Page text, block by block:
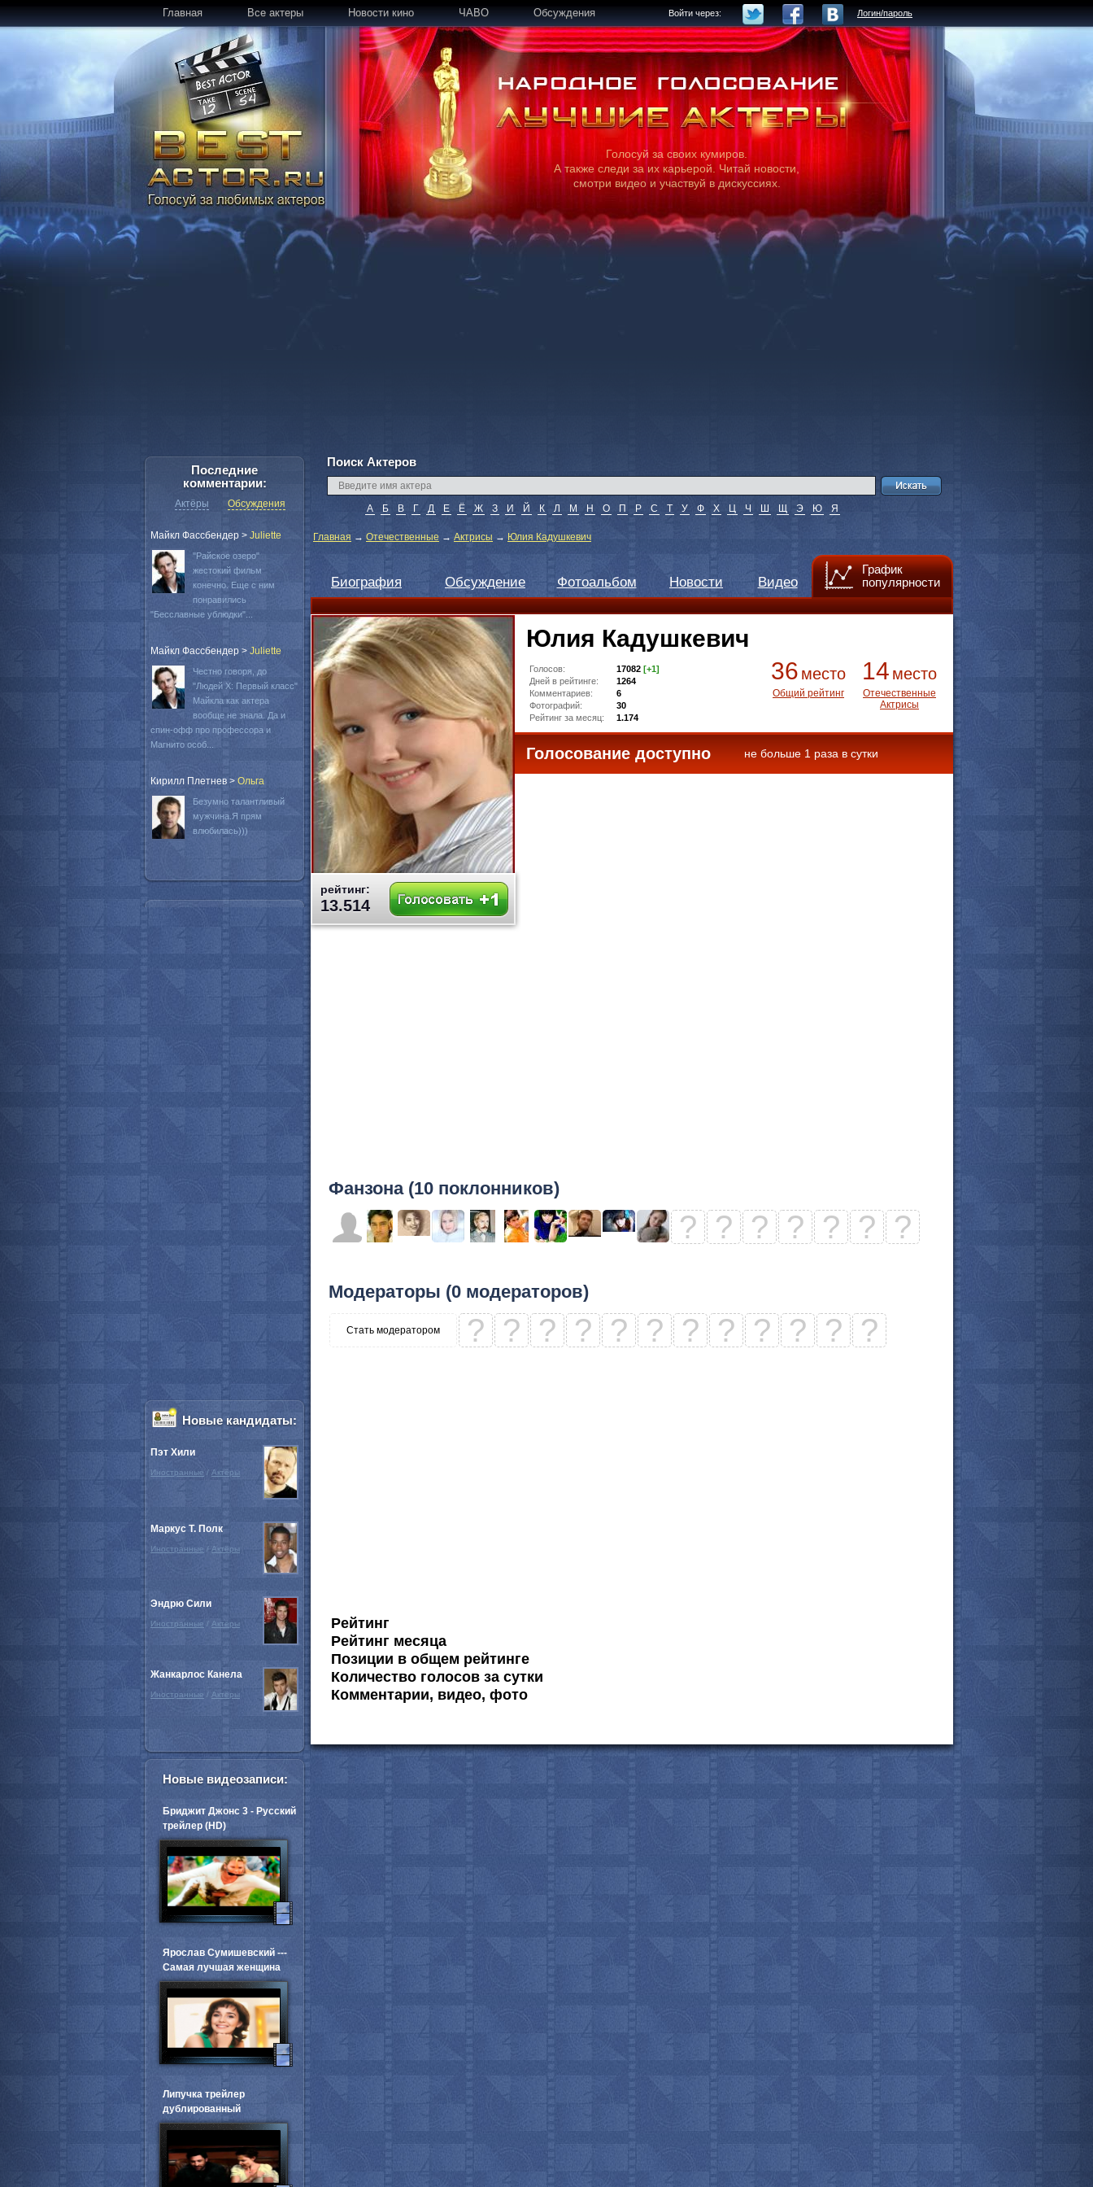
Главная Все актеры Новости кино ЧАВО Обсуждения Войти через: Логин/пароль
Голосуй за своих кумиров.
А также следи за их карьерой. Читай новости,
смотри видео и участвуй в дискуссиях.
Поиск Актеров
А Б В Г Д Е Ё Ж З И Й К Л М Н О П Р С Т У Ф Х Ц Ч Ш Щ Э Ю Я
Главная → Отечественные → Актрисы → Юлия Кадушкевич
Биография Обсуждение Фотоальбом Новости Видео
График
популярности
рейтинг:
13.514
Юлия Кадушкевич
36 место
Общий рейтинг
14 место
Отечественные
Актрисы
Голосов: 17082 [+1]
Дней в рейтинге:
1264
Комментариев:
6
Фотографий:
30
Рейтинг за месяц:
1.174
Голосование доступно не больше 1 раза в сутки
Фанзона (10 поклонников)
? ? ? ? ? ? ?
Модераторы (0 модераторов)
Стать модератором ? ? ? ? ? ? ? ? ? ? ? ?
Рейтинг
Рейтинг месяца
Позиции в общем рейтинге
Количество голосов за сутки
Комментарии, видео, фото
Последние
комментарии:
Актёры Обсуждения
Майкл Фассбендер > Juliette
"Райское озеро"
жестокий фильм
конечно. Еще с ним
понравились
"Бесславные ублюдки"...
Майкл Фассбендер > Juliette
Честно говоря, до
"Людей Х: Первый класс"
Майкла как актера
вообще не знала. Да и
спин-офф про профессора и
Магнито особ...
Кирилл Плетнев > Oльга
Безумно талантливый
мужчина.Я прям
влюбилась)))
Новые кандидаты:
Пэт Хили
Иностранные / Актёры
Маркус Т. Полк
Иностранные / Актёры
Эндрю Сили
Иностранные / Актёры
Жанкарлос Канела
Иностранные / Актёры
Новые видеозаписи:
Бриджит Джонс 3 - Русский
трейлер (HD)
Ярослав Сумишевский ---
Самая лучшая женщина
Липучка трейлер
дублированный